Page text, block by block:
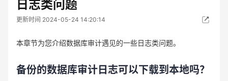
日志类问题
更新时间 2024-05-24 14:20:14
本章节为您介绍数据库审计遇见的一些日志类问题。
备份的数据库审计日志可以下载到本地吗？